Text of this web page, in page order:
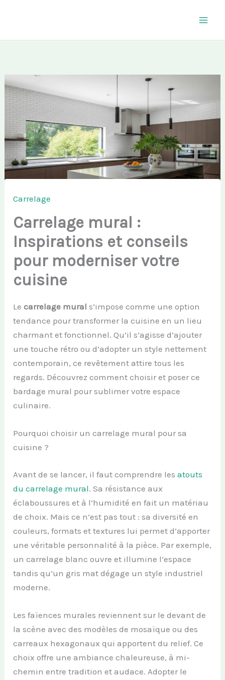
Carrelage
Carrelage mural :
Inspirations et conseils
pour moderniser votre
cuisine
Lecarrelage mural s’impose comme une option
tendance pour transformer la cuisine en un lieu
charmant et fonctionnel. Qu’il s’agisse d’ajouter
une touche rétro ou d’adopter un style nettement
contemporain, ce revêtement attire tous les
regards. Découvrez comment choisir et poser ce
bardage mural pour sublimer votre espace
culinaire.
Pourquoi choisir un carrelage mural pour sa
cuisine ?
Avant de se lancer, il faut comprendre lesatouts
du carrelage mural. Sa résistance aux
éclaboussures et à l’humidité en fait un matériau
de choix. Mais ce n’est pas tout : sa diversité en
couleurs, formats et textures lui permet d’apporter
une véritable personnalité à la pièce. Par exemple,
un carrelage blanc ouvre et illumine l’espace
tandis qu’un gris mat dégage un style industriel
moderne.
Les faïences murales reviennent sur le devant de
la scène avec des modèles de mosaïque ou des
carreaux hexagonaux qui apportent du relief. Ce
choix offre une ambiance chaleureuse, à mi-
chemin entre tradition et audace. Adopter le